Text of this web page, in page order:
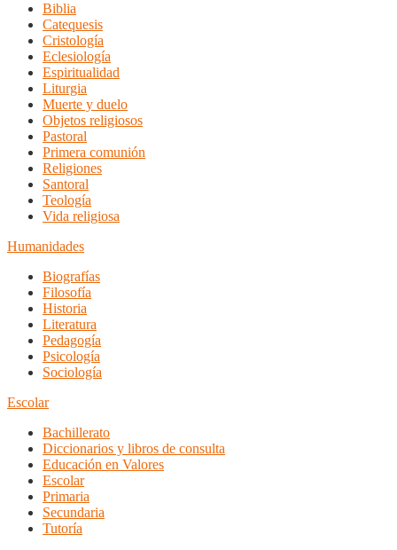
Biblia
Catequesis
Cristología
Eclesiología
Espiritualidad
Liturgia
Muerte y duelo
Objetos religiosos
Pastoral
Primera comunión
Religiones
Santoral
Teología
Vida religiosa
Humanidades
Biografías
Filosofía
Historia
Literatura
Pedagogía
Psicología
Sociología
Escolar
Bachillerato
Diccionarios y libros de consulta
Educación en Valores
Escolar
Primaria
Secundaria
Tutoría